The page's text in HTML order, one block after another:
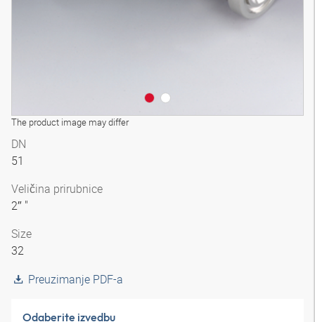
The product image may differ
DN
51
Veličina prirubnice
2″ "
Size
32
Preuzimanje PDF-a
Odaberite izvedbu